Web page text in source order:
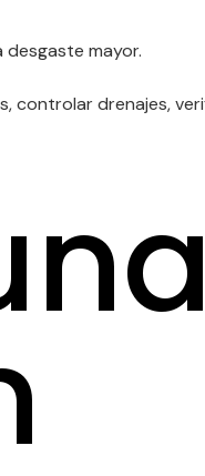
mayor.
controlar drenajes,